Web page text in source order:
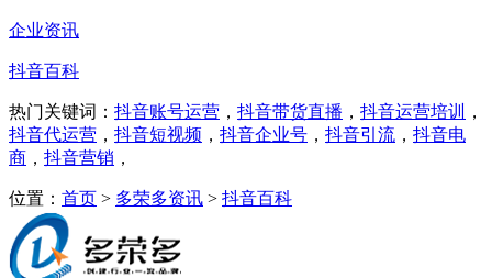
企业资讯
抖音百科
热门关键词： 抖音账号运营 ， 抖音带货直播 ， 抖音运营培训
，
抖音代运营 ， 抖音短视频 ， 抖音企业号 ， 抖音引流 ， 抖音电
商 ， 抖音营销 ，
位置： 首页 > 多荣多资讯 > 抖音百科